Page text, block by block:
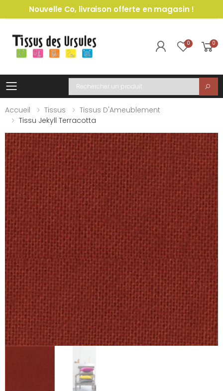
Nouvelle Co, livraison offerte en magasin !
0 0
Toggle mobile menu
Recherche
Accueil
Tissus
Tissus D'Ameublement
Tissu Jekyll Terracotta